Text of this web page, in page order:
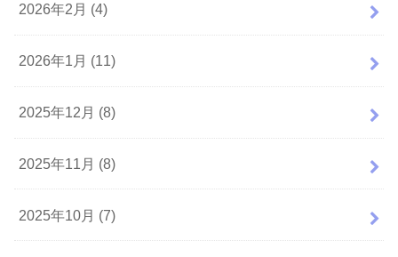
2026年2月 (4)
2026年1月 (11)
2025年12月 (8)
2025年11月 (8)
2025年10月 (7)